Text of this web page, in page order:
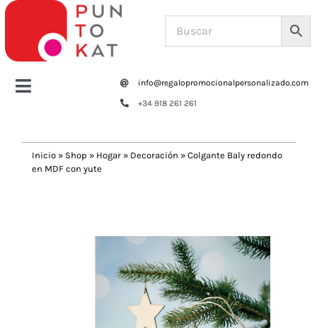
Saltar
contenido
Toggle
Tazas y botellas
info@regalopromocionalpersonalizado.com
+34 918 261 261
Inicio » Shop » Hogar » Decoración » Colgante Baly redondo
en MDF con yute